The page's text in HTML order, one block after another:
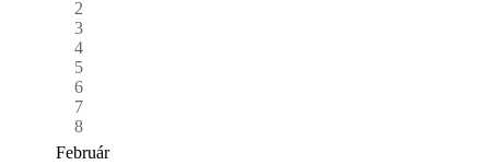
2
3
4
5
6
7
8
Február